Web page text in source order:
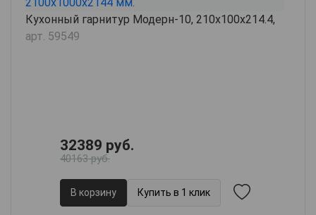
Кухонный гарнитур Модерн-10, 210х100х214.4,
арт. 59549
32389 руб.
40163 руб.
В корзину Купить в 1 клик